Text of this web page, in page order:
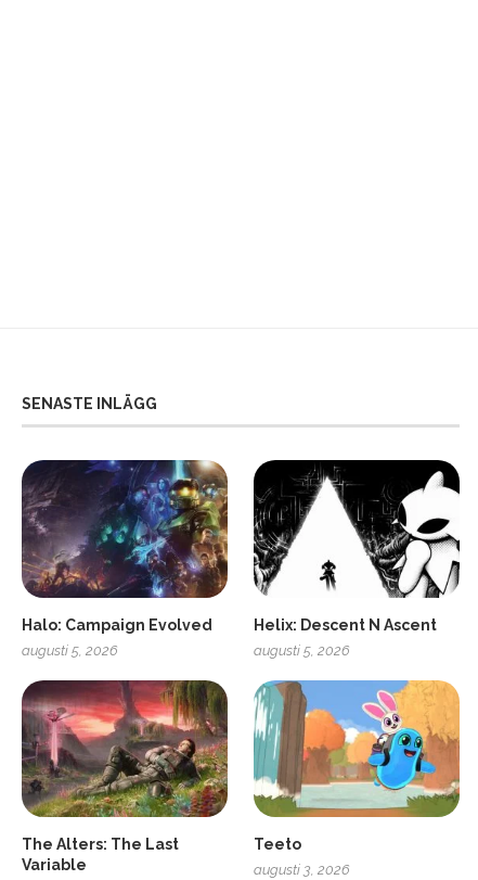
SENASTE INLÄGG
Halo: Campaign Evolved
augusti 5, 2026
Helix: Descent N Ascent
augusti 5, 2026
The Alters: The Last
Variable
Teeto
augusti 3, 2026
SCUF Gaming Omega